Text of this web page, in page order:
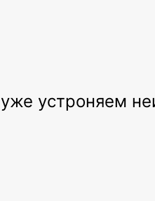
устроняем